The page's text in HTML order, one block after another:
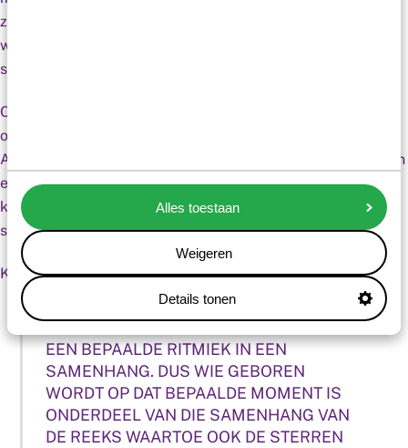
Alles toestaan
Weigeren
Details tonen
zaken praat. Dit biedt grip en houvast. En het brengt
weerbaarheid richting en rust. Zo draagt de stand van de
sterren mogelijk bij aan jouw vitaliteit.”
Over één ding is Gerbrand heel stellig: “Astrologie is geen
oplossing voor medische of psychologische aandoeningen.
Astrologie biedt je verhelderend inzicht.” Voor dat inzicht en
een nieuw en boeiend perspectief op jouw vitale zoektocht
kun je dus dagelijks te rade gaan tussen de eeuwenoude
sterren.
Kijk voor meer info en input op www.dovalij.nl
DE STERREN EN PLANETEN BEWEGEN IN
EEN BEPAALDE RITMIEK IN EEN
SAMENHANG. DUS WIE GEBOREN
WORDT OP DAT BEPAALDE MOMENT IS
ONDERDEEL VAN DIE SAMENHANG VAN
DE REEKS WAARTOE OOK DE STERREN